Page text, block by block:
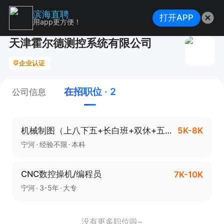
天津霍尔德测控系统有限公司
企业认证
公司信息 在招职位 · 2
机械制图（上八下五+长白班+双休+五险一金） 5K-8K
宁河 经验不限 本科
CNC数控操机/编程员 7K-10K
宁河 3-5年 大专
没有更多职位啦~
滨海直聘
用app更方便！ 打开APP